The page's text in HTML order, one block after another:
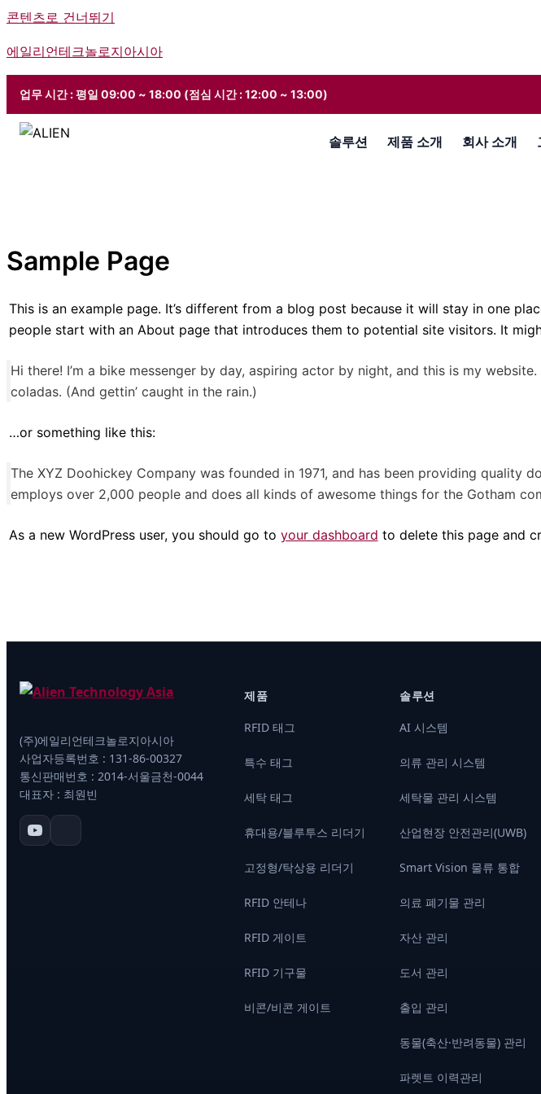
콘텐츠로 건너뛰기
에일리언테크놀로지아시아
업무 시간 : 평일 09:00 ~ 18:00 (점심 시간 : 12:00 ~ 13:00)
솔루션 제품 소개 회사 소개
Sample Page
This is an example page. It’s different from a blog post because it will stay in one
people start with an About page that introduces them to potential site visitors. It
Hi there! I’m a bike messenger by day, aspiring actor by night, and this is my
coladas. (And gettin’ caught in the rain.)
…or something like this:
The XYZ Doohickey Company was founded in 1971, and has been providing quality
employs over 2,000 people and does all kinds of awesome things for the Gotham
As a new WordPress user, you should go to your dashboard to delete this page and
(주)에일리언테크놀로지아시아
사업자등록번호 : 131-86-00327
통신판매번호 : 2014-서울금천-0044
대표자 : 최원빈
제품
RFID 태그
특수 태그
세탁 태그
휴대용/블루투스 리더기
고정형/탁상용 리더기
RFID 안테나
RFID 게이트
RFID 기구물
비콘/비콘 게이트
솔루션
AI 시스템
의류 관리 시스템
세탁물 관리 시스템
산업현장 안전관리(UWB)
Smart Vision 물류 통합
의료 폐기물 관리
자산 관리
도서 관리
출입 관리
동물(축산·반려동물) 관리
파렛트 이력관리